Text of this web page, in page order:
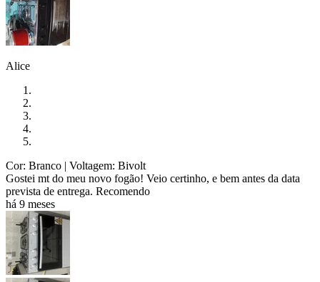
Alice
Cor: Branco | Voltagem: Bivolt
Gostei mt do meu novo fogão! Veio certinho, e bem antes da data
prevista de entrega. Recomendo
há 9 meses